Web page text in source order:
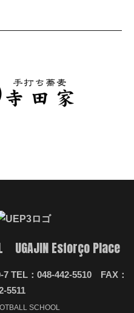
UGAJIN Esforço Place
7 TEL：048-442-5510 FAX：
5511
SCHOOL